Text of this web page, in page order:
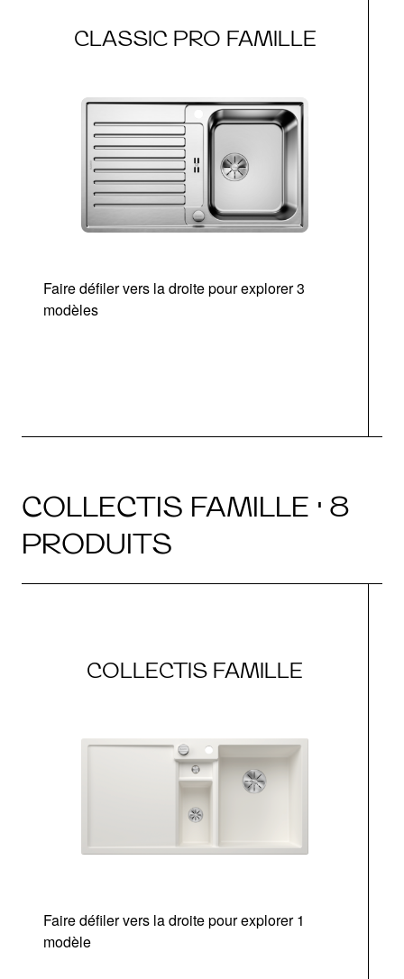
CLASSIC PRO FAMILLE
Faire défiler vers la droite pour explorer 3
modèles
COLLECTIS FAMILLE · 8
PRODUITS
COLLECTIS FAMILLE
Faire défiler vers la droite pour explorer 1
modèle